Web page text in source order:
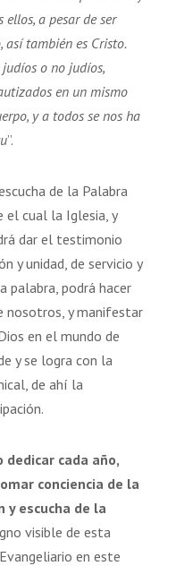
a pesar de ser
así también es Cristo.
o no judíos,
en un mismo
y a todos se nos ha
”.
de la Palabra
el cual la Iglesia, y
dar el testimonio
y unidad, de servicio y
palabra, podrá hacer
nosotros, y manifestar
en el mundo de
y se logra con la
de ahí la
dedicar cada año,
conciencia de la
y escucha de la
visible de esta
en este